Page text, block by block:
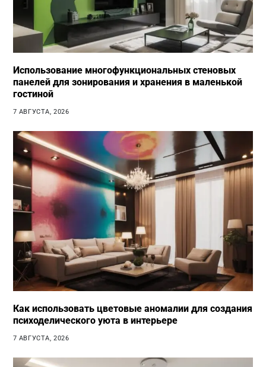
Использование многофункциональных стеновых
панелей для зонирования и хранения в маленькой
гостиной
7 АВГУСТА, 2026
Как использовать цветовые аномалии для создания
психоделического уюта в интерьере
7 АВГУСТА, 2026